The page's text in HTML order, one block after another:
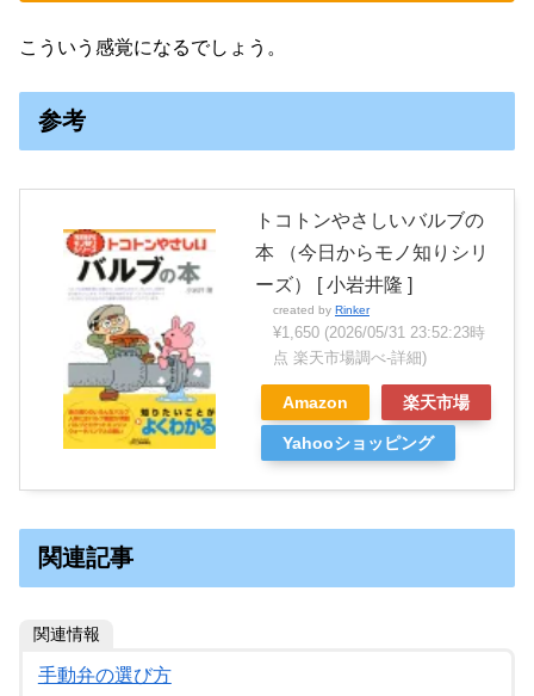
こういう感覚になるでしょう。
参考
トコトンやさしいバルブの
本 （今日からモノ知りシリ
ーズ） [ 小岩井隆 ]
created by Rinker
¥1,650 (2026/05/31 23:52:23時
点 楽天市場調べ-詳細)
Amazon 楽天市場
Yahooショッピング
関連記事
関連情報
手動弁の選び方